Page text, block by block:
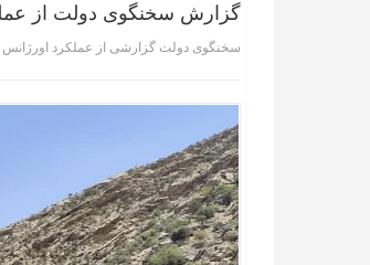
گزارش سخنگوی دولت از
سخنگوی دولت گزارشی از عملکرد اورژانس